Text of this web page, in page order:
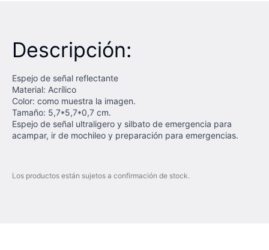
Descripción:
Espejo de señal reflectante
Material: Acrílico
Color: como muestra la imagen.
Tamaño: 5,7*5,7*0,7 cm.
Espejo de señal ultraligero y silbato de emergencia para
acampar, ir de mochileo y preparación para emergencias.
Los productos están sujetos a confirmación de stock.